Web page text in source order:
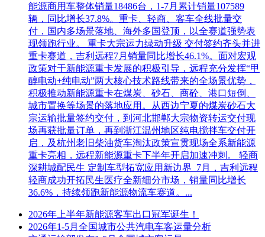
能源商用车整体销量18486台，1-7月累计销量107589
辆，同比增长37.8%。重卡、轻商、客车全线批量交
付，国内多场景落地、海外多国登顶，以全赛道强势表
现领跑行业。 重卡大宗运力绿动升级 交付签约齐头并进
重卡赛道，吉利远程7月销量同比增长46.1%。面对宏观
政策对于新能源重卡发展的积极引导，远程充分发挥“甲
醇电动+纯电动”两大核心技术路线带来的全场景优势，
积极推动新能源重卡在煤炭、砂石、商砼、港口短倒、
城市置换等场景的落地应用。从西边宁夏的煤炭砂石大
宗运输批量签约交付，到河北邯郸大宗物资转运交付现
场再获批量订单，再到浙江温州地区纯电搅拌车交付开
启，及杭州老旧柴油货车淘汰政策宣贯现场全系新能源
重卡亮相，远程新能源重卡下半年开启加速冲刺。 轻商
深耕城配民生 定制车型拓宽应用新边界 7月，吉利远程
轻商成功开拓民生医疗全新细分市场，销量同比增长
36.6%，持续领跑新能源物流车赛道。...
2026年上半年新能源客车出口冠军诞生！
2026年1-5月全国城市公共汽电车客运量分析